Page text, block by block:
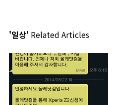
'일상' Related Articles